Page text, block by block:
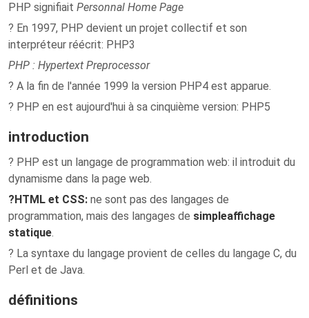
PHP signifiait Personnal Home Page
? En 1997, PHP devient un projet collectif et son
interpréteur réécrit: PHP3
PHP : Hypertext Preprocessor
? A la fin de l'année 1999 la version PHP4 est apparue.
? PHP en est aujourd'hui à sa cinquième version: PHP5
introduction
? PHP est un langage de programmation web: il introduit du
dynamisme dans la page web.
?HTML et CSS: ne sont pas des langages de
programmation, mais des langages de simpleaffichage
statique.
? La syntaxe du langage provient de celles du langage C, du
Perl et de Java.
définitions